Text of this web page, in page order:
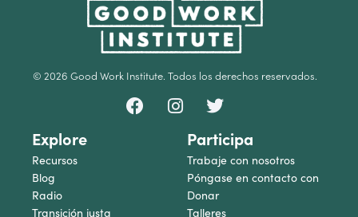
© 2026 Good Work Institute. Todos los derechos reservados.
Explore
Recursos
Blog
Radio
Transición justa
Participa
Trabaje con nosotros
Póngase en contacto con
Donar
Talleres